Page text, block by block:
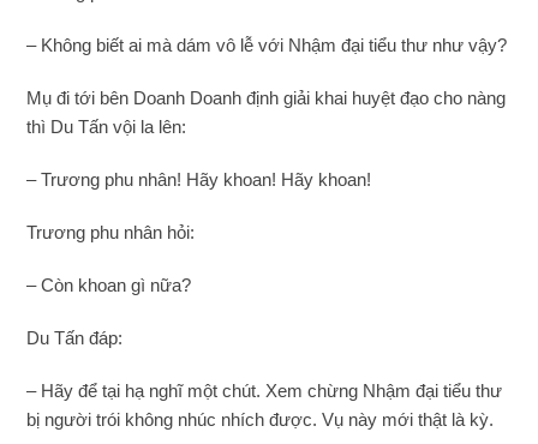
– Không biết ai mà dám vô lễ với Nhậm đại tiểu thư như vậy?
Mụ đi tới bên Doanh Doanh định giải khai huyệt đạo cho nàng
thì Du Tấn vội la lên:
– Trương phu nhân! Hãy khoan! Hãy khoan!
Trương phu nhân hỏi:
– Còn khoan gì nữa?
Du Tấn đáp:
– Hãy để tại hạ nghĩ một chút. Xem chừng Nhậm đại tiểu thư
bị người trói không nhúc nhích được. Vụ này mới thật là kỳ.